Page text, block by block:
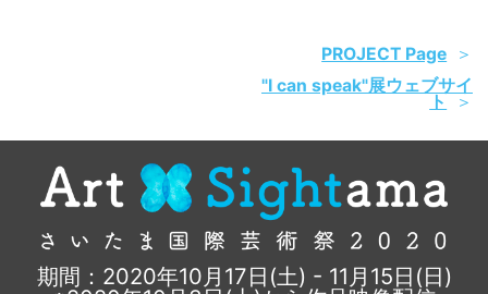
PROJECT Page
"I can speak"展ウェブサイ
ト
期間：2020年10月17日(土) - 11月15日(日)